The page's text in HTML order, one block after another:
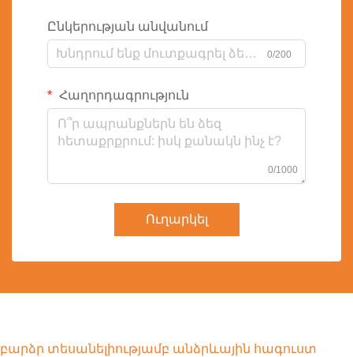
Ընկերության անվանում
0/200
Հաղորդագրություն
0/1000
Ուղարկել
բարձր տեսանելիությամբ անձրևային հագուստ